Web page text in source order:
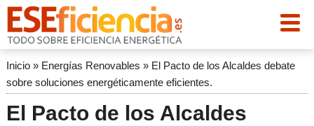
Inicio» Energías Renovables » El Pacto de los Alcaldes debate
sobre soluciones energéticamente eficientes.
El Pacto de los Alcaldes